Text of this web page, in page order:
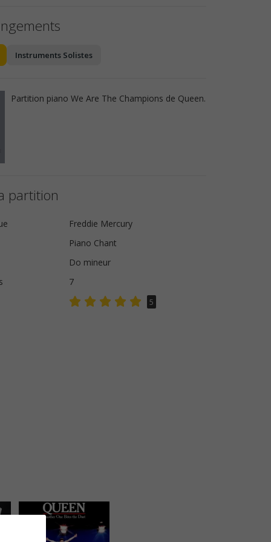
Instruments Solistes
Partition piano We Are The Champions de Queen.
partition
Freddie Mercury
Piano Chant
Do mineur
7
5